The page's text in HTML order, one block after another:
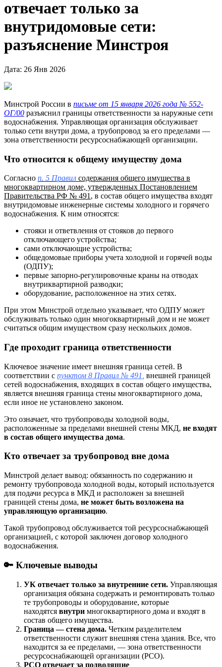
отвечает только за
внутридомовые сети:
разъяснение Минстроя
Дата: 26 Янв 2026
Минстрой России в письме от 15 января 2026 года № 552-
ОГ/00 разъяснил границы ответственности за наружные сети
водоснабжения. Управляющая организация обслуживает
только сети внутри дома, а трубопровод за его пределами —
зона ответственности ресурсоснабжающей организации.
Что относится к общему имуществу дома
Согласно п. 5 Правил содержания общего имущества в
многоквартирном доме, утвержденных Постановлением
Правительства РФ № 491 , в состав общего имущества входят
внутридомовые инженерные системы холодного и горячего
водоснабжения. К ним относятся:
стояки и ответвления от стояков до первого
отключающего устройства;
сами отключающие устройства;
общедомовые приборы учета холодной и горячей воды
(ОДПУ);
первые запорно-регулировочные краны на отводах
внутриквартирной разводки;
оборудование, расположенное на этих сетях.
При этом Минстрой отдельно указывает, что ОДПУ может
обслуживать только один многоквартирный дом и не может
считаться общим имуществом сразу нескольких домов.
Где проходит граница ответственности
Ключевое значение имеет внешняя граница сетей. В
соответствии с пунктом 8 Правил № 491 внешней границей
сетей водоснабжения, входящих в состав общего имущества,
является внешняя граница стены многоквартирного дома,
если иное не установлено законом.
Это означает, что трубопроводы холодной воды,
расположенные за пределами внешней стены МКД, не входят
в состав общего имущества дома.
Кто отвечает за трубопровод вне дома
Минстрой делает вывод: обязанность по содержанию и
ремонту трубопровода холодной воды, который используется
для подачи ресурса в МКД и расположен за внешней
границей стены дома, не может быть возложена на
управляющую организацию.
Такой трубопровод обслуживается той ресурсоснабжающей
организацией, с которой заключен договор холодного
водоснабжения.
🔑 Ключевые выводы
УК отвечает только за внутренние сети. Управляющая
организация обязана содержать и ремонтировать только
те трубопроводы и оборудование, которые
находятся внутри многоквартирного дома и входят в
состав общего имущества.
Граница — стена дома. Четким разделителем
ответственности служит внешняя стена здания. Все, что
находится за ее пределами, — зона ответственности
ресурсоснабжающей организации (РСО).
РСО отвечает за подводящие